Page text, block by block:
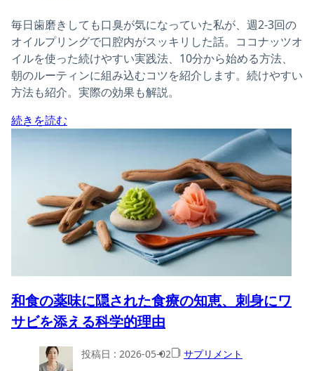
毎日歯磨きしても口臭が気になっていた私が、週2-3回の
オイルプリングで口腔内がスッキリした話。ココナッツオ
イルを使った続けやすい実践法、10分から始める方法、
朝のルーティンに組み込むコツを紹介します。続けやすい
方法も紹介。実際の効果も解説。
続きを読む
和食の薬味に隠された食療の知恵、刺身にワ
サビを添える科学的理由
投稿日 : 2026-05-02 サプリメント